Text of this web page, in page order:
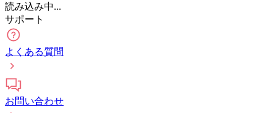
読み込み中...
サポート
よくある質問
お問い合わせ